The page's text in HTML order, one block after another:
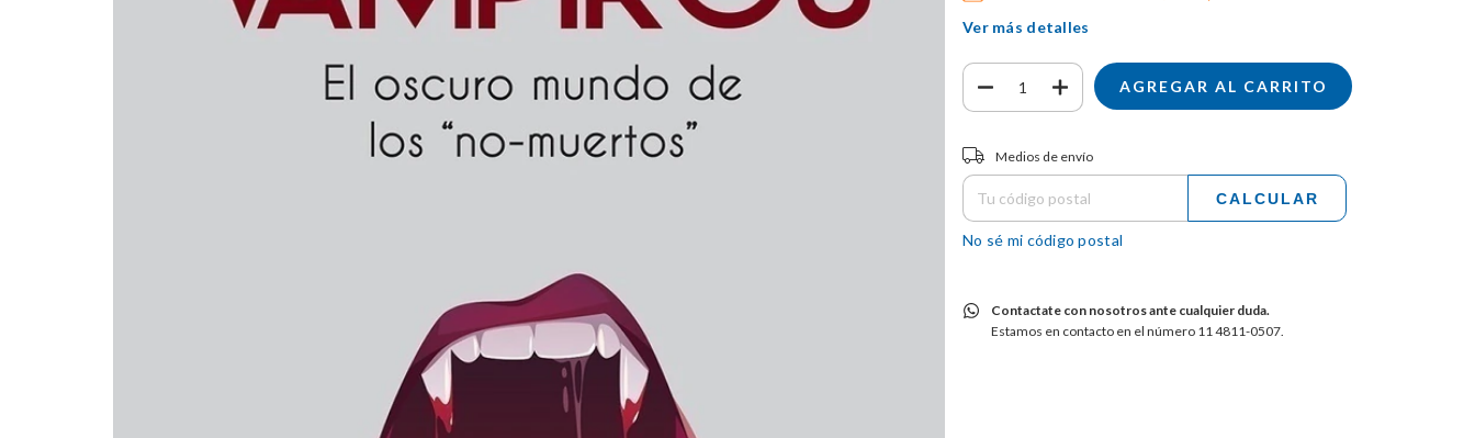
Ver más detalles
Entregas para el CP:
Medios de envío
CALCULAR
No sé mi código postal
Contactate con nosotros ante cualquier duda.
Estamos en contacto en el número 11 4811-0507.